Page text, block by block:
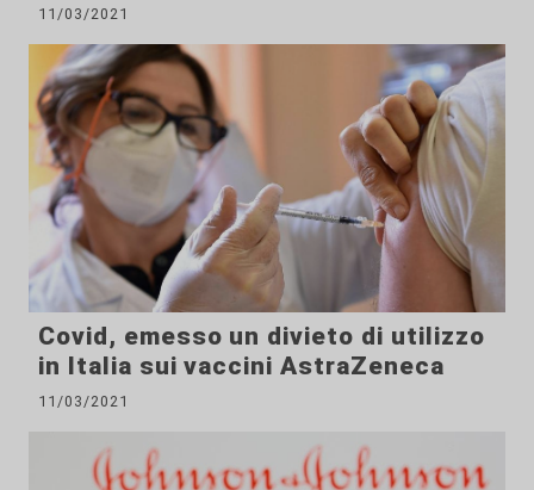
11/03/2021
Covid, emesso un divieto di utilizzo
in Italia sui vaccini AstraZeneca
11/03/2021